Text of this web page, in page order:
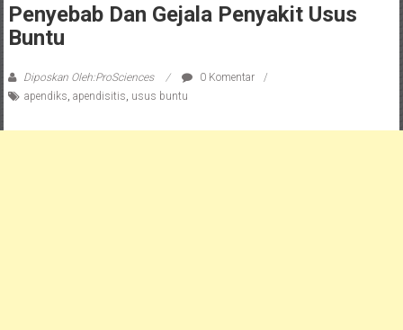
Penyebab Dan Gejala Penyakit Usus
Buntu
Diposkan Oleh:ProSciences
0 Komentar
apendiks, apendisitis, usus buntu